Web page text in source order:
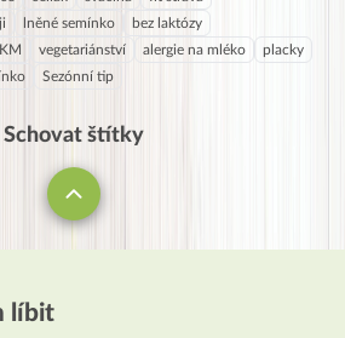
lněné semínko
bez laktózy
vegetariánství alergie na mléko
placky
Sezónní tip
Schovat štítky
líbit